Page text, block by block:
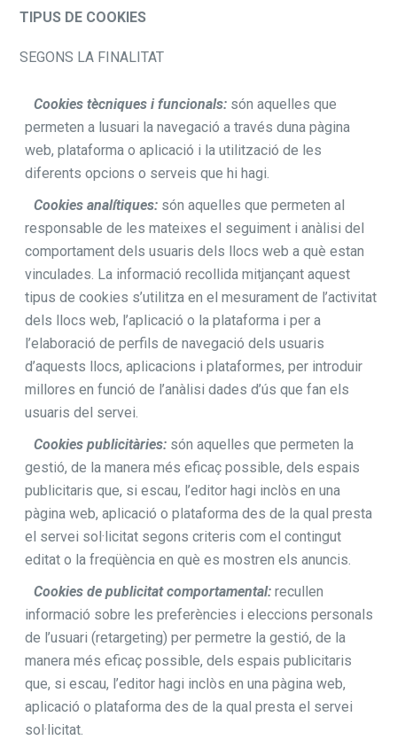
TIPUS DE COOKIES
SEGONS LA FINALITAT
Cookies tècniques i funcionals: són aquelles que
permeten a lusuari la navegació a través duna pàgina
web, plataforma o aplicació i la utilització de les
diferents opcions o serveis que hi hagi.
Cookies analítiques: són aquelles que permeten al
responsable de les mateixes el seguiment i anàlisi del
comportament dels usuaris dels llocs web a què estan
vinculades. La informació recollida mitjançant aquest
tipus de cookies s’utilitza en el mesurament de l’activitat
dels llocs web, l’aplicació o la plataforma i per a
l’elaboració de perfils de navegació dels usuaris
d’aquests llocs, aplicacions i plataformes, per introduir
millores en funció de l’anàlisi dades d’ús que fan els
usuaris del servei.
Cookies publicitàries: són aquelles que permeten la
gestió, de la manera més eficaç possible, dels espais
publicitaris que, si escau, l’editor hagi inclòs en una
pàgina web, aplicació o plataforma des de la qual presta
el servei sol·licitat segons criteris com el contingut
editat o la freqüència en què es mostren els anuncis.
Cookies de publicitat comportamental: recullen
informació sobre les preferències i eleccions personals
de l’usuari (retargeting) per permetre la gestió, de la
manera més eficaç possible, dels espais publicitaris
que, si escau, l’editor hagi inclòs en una pàgina web,
aplicació o plataforma des de la qual presta el servei
sol·licitat.